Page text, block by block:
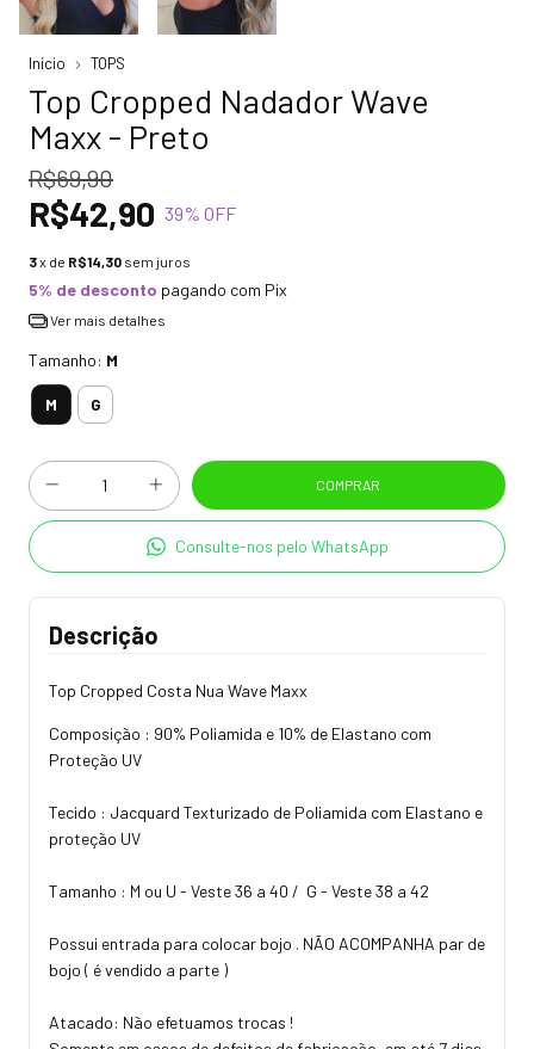
Início TOPS
Top Cropped Nadador Wave
Maxx - Preto
R$69,90
R$42,90 39% OFF
3x de R$14,30 sem juros
5% de desconto pagando com Pix
Ver mais detalhes
Tamanho: M
M G
Consulte-nos pelo WhatsApp
Descrição
Top Cropped Costa Nua Wave Maxx
Composição : 90% Poliamida e 10% de Elastano com
Proteção UV
Tecido : Jacquard Texturizado de Poliamida com Elastano e
proteção UV
Tamanho : M ou U - Veste 36 a 40 / G - Veste 38 a 42
Possui entrada para colocar bojo . NÃO ACOMPANHA par de
bojo ( é vendido a parte )
Atacado: Não efetuamos trocas !